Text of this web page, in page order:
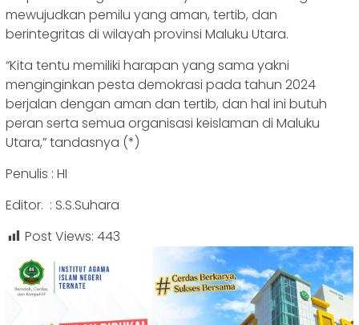
mewujudkan pemilu yang aman, tertib, dan
berintegritas di wilayah provinsi Maluku Utara.
“Kita tentu memiliki harapan yang sama yakni
menginginkan pesta demokrasi pada tahun 2024
berjalan dengan aman dan tertib, dan hal ini butuh
peran serta semua organisasi keislaman di Maluku
Utara,” tandasnya (*)
Penulis : HI
Editor. : S.S.Suhara
Post Views: 443